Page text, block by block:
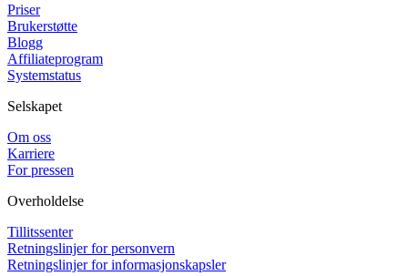
Priser
Brukerstøtte
Blogg
Affiliateprogram
Systemstatus
Selskapet
Om oss
Karriere
For pressen
Overholdelse
Tillitssenter
Retningslinjer for personvern
Retningslinjer for informasjonskapsler